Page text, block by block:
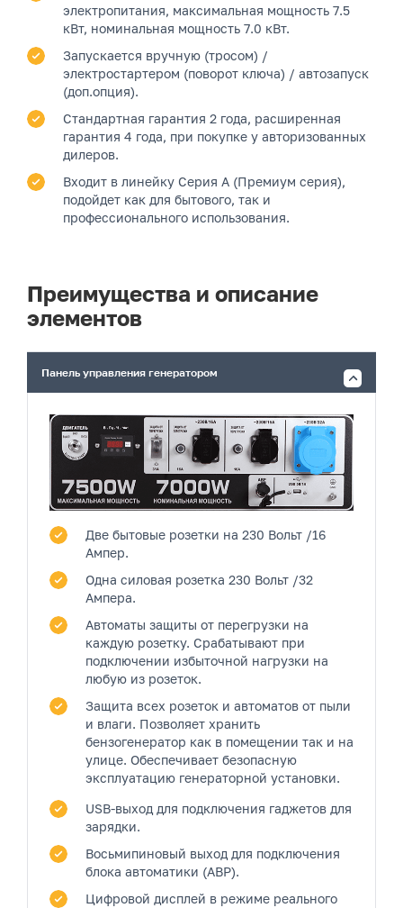
электропитания, максимальная мощность 7.5
кВт, номинальная мощность 7.0 кВт.
Запускается вручную (тросом) /
электростартером (поворот ключа) / автозапуск
(доп.опция).
Стандартная гарантия 2 года, расширенная
гарантия 4 года, при покупке у авторизованных
дилеров.
Входит в линейку Серия A (Премиум серия),
подойдет как для бытового, так и
профессионального использования.
Преимущества и описание
элементов
Панель управления генератором
Две бытовые розетки на 230 Вольт /16
Ампер.
Одна силовая розетка 230 Вольт /32
Ампера.
Автоматы защиты от перегрузки на
каждую розетку. Срабатывают при
подключении избыточной нагрузки на
любую из розеток.
Защита всех розеток и автоматов от пыли
и влаги. Позволяет хранить
бензогенератор как в помещении так и на
улице. Обеспечивает безопасную
эксплуатацию генераторной установки.
USB-выход для подключения гаджетов для
зарядки.
Восьмипиновый выход для подключения
блока автоматики (АВР).
Цифровой дисплей в режиме реального